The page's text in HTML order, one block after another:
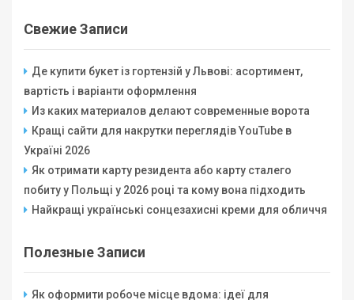
Свежие Записи
Де купити букет із гортензій у Львові: асортимент,
вартість і варіанти оформлення
Из каких материалов делают современные ворота
Кращі сайти для накрутки переглядів YouTube в
Україні 2026
Як отримати карту резидента або карту сталего
побиту у Польщі у 2026 році та кому вона підходить
Найкращі українські сонцезахисні креми для обличчя
Полезные Записи
Як оформити робоче місце вдома: ідеї для